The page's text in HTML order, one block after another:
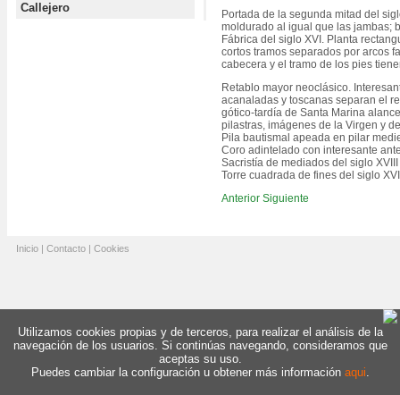
Callejero
Portada de la segunda mitad del
moldurado al igual que las jambas;
Fábrica del siglo XVI. Planta
cortos tramos separados por arcos
cabecera y el tramo de los pies
Retablo mayor neoclásico.
acanaladas y toscanas separan el
gótico-tardía de Santa Marina
pilastras, imágenes de la Virgen y
Pila bautismal apeada en pilar
Coro adintelado con interesante
Sacristía de mediados del siglo
Torre cuadrada de fines del siglo
Anterior Siguiente
Utilizamos cookies propias y de terceros, para realizar el análisis de la
navegación de los usuarios. Si continúas navegando, consideramos que
aceptas su uso.
Puedes cambiar la configuración u obtener más información aqui.
Inicio | Contacto | Cookies